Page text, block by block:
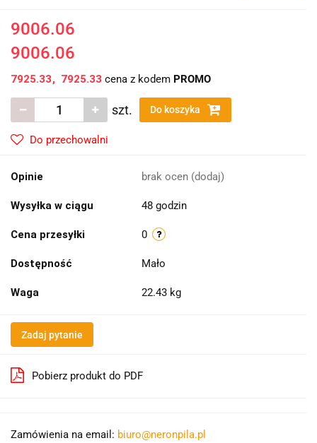
9006.06
9006.06
7925.33 7925.33 cena z kodem PROMO
szt. Do koszyka
Do przechowalni
Opinie brak ocen (dodaj)
Wysyłka w ciągu 48 godzin
Cena przesyłki 0
Dostępność Mało
Waga 22.43 kg
Zadaj pytanie
Pobierz produkt do PDF
Zamówienia na email: biuro@neronpila.pl